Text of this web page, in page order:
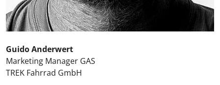
Guido Anderwert
Marketing Manager GAS
TREK Fahrrad GmbH